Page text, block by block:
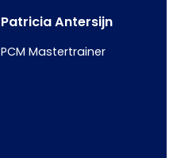
Patricia Antersijn
PCM Mastertrainer